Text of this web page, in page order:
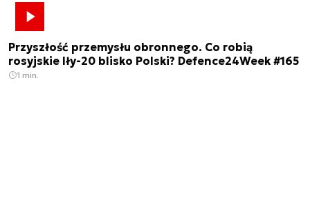
Przyszłość przemysłu obronnego. Co robią
rosyjskie Iły-20 blisko Polski? Defence24Week #165
1 min.